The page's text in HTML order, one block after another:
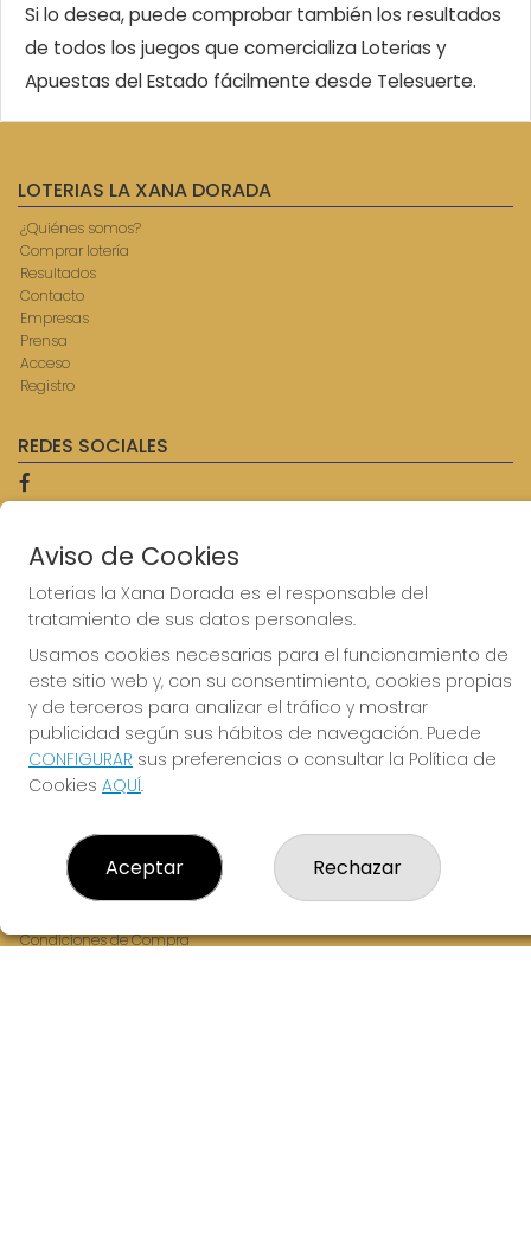
Si lo desea, puede comprobar también los resultados
de todos los juegos que comercializa Loterias y
Apuestas del Estado fácilmente desde Telesuerte.
LOTERIAS LA XANA DORADA
¿Quiénes somos?
Comprar lotería
Resultados
Contacto
Empresas
Prensa
Acceso
Registro
REDES SOCIALES
CONTACTO
ADMINISTRACION DE LOTERIAS: 9-AVILES - RECEPTOR
OFICIAL: 57750
985567207
Clica aquí para contactar por WhatsApp
614069067
info@laxanadorada.com
Fernandez Balsera 26 bajo
Aviles, 33402
(Asturias) España
Aviso Legal
Política de Privacidad
Condiciones de Compra
Aviso de Cookies
Loterias la Xana Dorada es el responsable del
tratamiento de sus datos personales.
Usamos cookies necesarias para el funcionamiento de
este sitio web y, con su consentimiento, cookies propias
y de terceros para analizar el tráfico y mostrar
publicidad según sus hábitos de navegación. Puede
CONFIGURAR sus preferencias o consultar la Política de
Cookies AQUÍ.
Aceptar Rechazar